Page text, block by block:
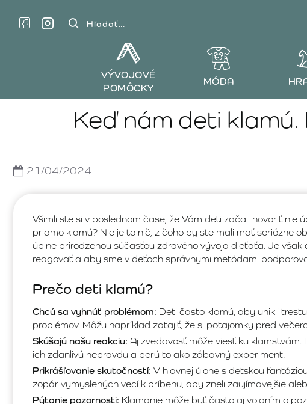
Hľadať...
VÝVOJOVÉ
POMÔCKY
MÓDA
Keď nám deti
21/04/2024
Všimli ste si v poslednom čase, že Vám deti začali hovoriť nie
priamo klamú? Nie je to nič, z čoho by ste mali mať seriózne
úplne prirodzenou súčasťou zdravého vývoja dieťaťa. Je však
reagovať a aby sme v deťoch správnymi metódami
Prečo deti klamú?
Chcú sa vyhnúť problémom: Deti často klamú, aby unikli
problémov. Môžu napríklad zatajiť, že si potajomky pred
Skúšajú našu reakciu: Aj zvedavosť môže viesť ku
ich zdanlivú nepravdu a berú to ako zábavný experiment.
Prikrášľovanie skutočností: V hlavnej úlohe s detskou
zopár vymyslených vecí k príbehu, aby zneli zaujímavejšie
Pýtanie pozornosti: Klamanie môže byť často aj volaním o